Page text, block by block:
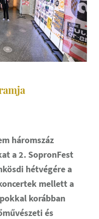
háromszáz
a 2. SopronFest
hétvégére a
mellett a
korábban
és